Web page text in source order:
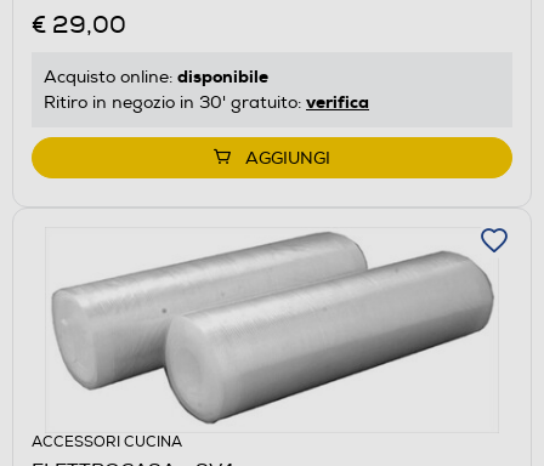
€ 29,00
Acquisto online: disponibile
Ritiro in negozio in 30' gratuito: verifica
AGGIUNGI
ACCESSORI CUCINA